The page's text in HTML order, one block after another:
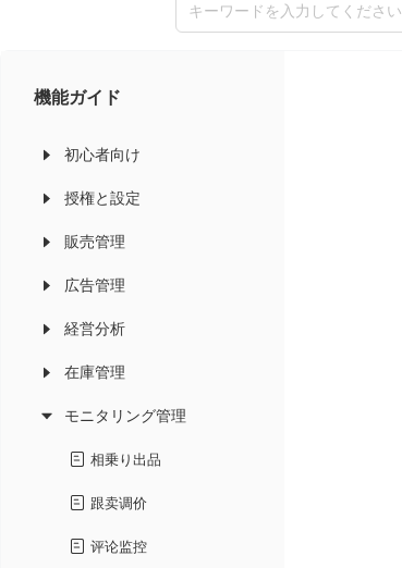
キーワードを入力してください
機能ガイド
初心者向け
授権と設定
販売管理
広告管理
経営分析
在庫管理
モニタリング管理
相乗り出品
跟卖调价
评论监控